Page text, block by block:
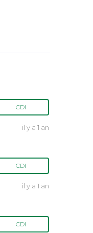
CDI
il y a 1 an
CDI
il y a 1 an
CDI